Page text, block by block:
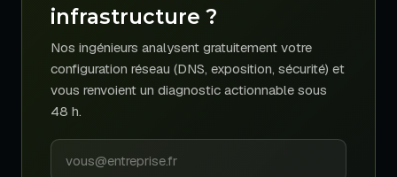
infrastructure ?
Nos ingénieurs analysent gratuitement votre
configuration réseau (DNS, exposition, sécurité) et
vous renvoient un diagnostic actionnable sous
48 h.